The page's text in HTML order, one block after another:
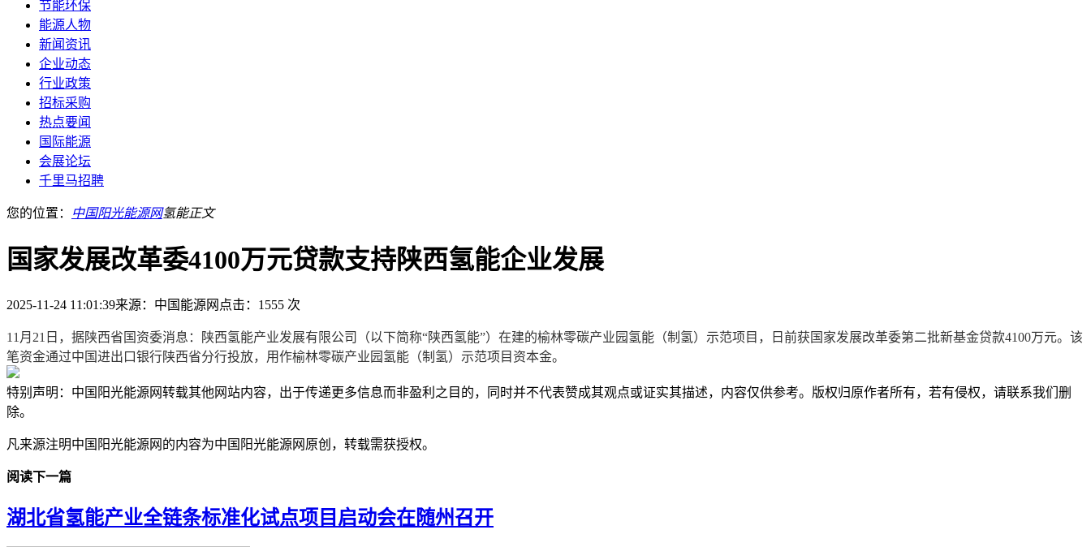
节能环保
能源人物
新闻资讯
企业动态
行业政策
招标采购
热点要闻
国际能源
会展论坛
千里马招聘
您的位置： 中国阳光能源网氢能正文
国家发展改革委4100万元贷款支持陕西氢能企业发展
2025-11-24 11:01:39来源：中国能源网 点击：1555 次
11月21日，据陕西省国资委消息：陕西氢能产业发展有限公司（以下简称“陕西氢能”）在建的榆林零碳产业园氢能（制氢）示范项目，日前获国家发展改革委第二批新基金贷款4100万元。该
笔资金通过中国进出口银行陕西省分行投放，用作榆林零碳产业园氢能（制氢）示范项目资本金。
特别声明：中国阳光能源网转载其他网站内容，出于传递更多信息而非盈利之目的，同时并不代表赞成其观点或证实其描述，内容仅供参考。版权归原作者所有，若有侵权，请联系我们删
除。
凡来源注明中国阳光能源网的内容为中国阳光能源网原创，转载需获授权。
阅读下一篇
湖北省氢能产业全链条标准化试点项目启动会在随州召开